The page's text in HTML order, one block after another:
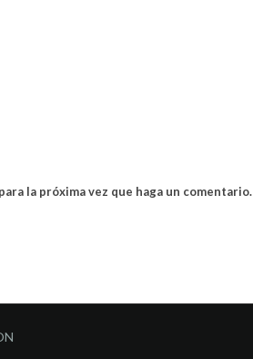
la próxima vez que haga un comentario.